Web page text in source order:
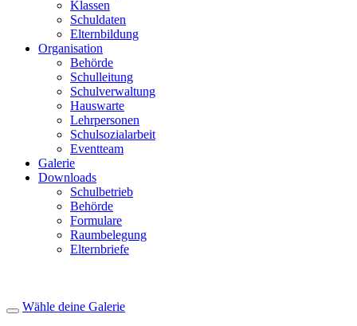
Klassen
Schuldaten
Elternbildung
Organisation
Behörde
Schulleitung
Schulverwaltung
Hauswarte
Lehrpersonen
Schulsozialarbeit
Eventteam
Galerie
Downloads
Schulbetrieb
Behörde
Formulare
Raumbelegung
Elternbriefe
Wähle deine Galerie